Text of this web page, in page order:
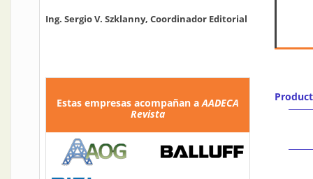
Ing. Sergio V. Szklanny, Coordinador Editorial
Estas empresas acompañan aAADECA
Revista